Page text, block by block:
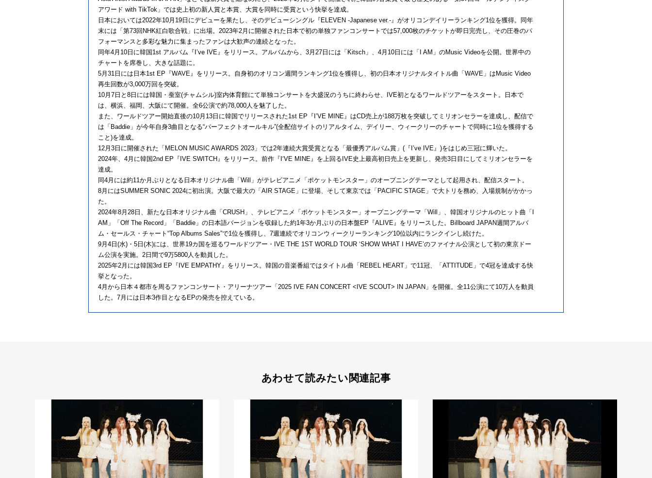
アワード with TikTok」では史上初の新人賞と本賞、大賞を同時に受賞という快挙を達成。
日本においては2022年10月19日にデビューを果たし、そのデビューシングル『ELEVEN -Japanese ver.-』がオリコンデイリーランキング1位を獲得。同年
末には「第73回NHK紅白歌合戦」に出場。2023年2月に開催された日本で初の単独ファンコンサートでは57,000枚のチケットが即日完売し、その圧巻のパ
フォーマンスと多彩な魅力に集まったファンは大歓声の連続となった。
同年4月10日に韓国1st アルバム『I’ve IVE』をリリース。アルバムから、3月27日には「Kitsch」、4月10日には「I AM」のMusic Videoを公開。世界中の
チャートを席巻し、大きな話題に。
5月31日には日本1st EP『WAVE』をリリース。自身初のオリコン週間ランキング1位を獲得し、初の日本オリジナルタイトル曲「WAVE」はMusic Video
再生回数が3,000万回を突破。
10月7日と8日には韓国・蚕室(チャムシル)室内体育館にて単独コンサートを大盛況のうちに終わらせ、IVE初となるワールドツアーをスタート。日本で
は、横浜、福岡、大阪にて開催。全6公演で約78,000人を魅了した。
また、ワールドツアー開始直後の10月13日に韓国でリリースされた1st EP『I’VE MINE』はCD売上が188万枚を突破してミリオンセラーを達成し、配信で
は「Baddie」が今年自身3曲目となる“パーフェクトオールキル”(全配信サイトのリアルタイム、デイリー、ウィークリーのチャートで同時に1位を獲得する
こと)を達成。
12月3日に開催された「MELON MUSIC AWARDS 2023」では2年連続大賞受賞となる「最優秀アルバム賞」(『I’ve IVE』)をはじめ三冠に輝いた。
2024年、4月に韓国2nd EP『IVE SWITCH』をリリース。前作『I‘VE MINE』を上回るIVE史上最高初日売上を更新し、発売3日目にしてミリオンセラーを
達成。
同4月には約11か月ぶりとなる日本オリジナル曲「Will」がテレビアニメ「ポケットモンスター」のオープニングテーマとして起用され、配信スタート。
8月にはSUMMER SONIC 2024に初出演。大阪で最大の「AIR STAGE」に登場、そして東京では「PACIFIC STAGE」で大トリを務め、入場規制がかかっ
た。
2024年8月28日、新たな日本オリジナル曲「CRUSH」、テレビアニメ「ポケットモンスター」オープニングテーマ「Will」、韓国オリジナルのヒット曲「I
AM」「Off The Record」「Baddie」の日本語バージョンを収録した約1年3か月ぶりの日本盤EP『ALIVE』をリリースした。Billboard JAPAN週間アルバ
ム・セールス・チャート“Top Albums Sales”で1位を獲得し、7週連続でオリコンウィークリーランキング10位以内にランクインし続けた。
9月4日(水)・5日(木)には、世界19カ国を巡るワールドツアー・IVE THE 1ST WORLD TOUR ‘SHOW WHAT I HAVE’のファイナル公演として初の東京ドー
ム公演を実施。2日間で9万5800人を動員した。
2025年2月には韓国3rd EP『IVE EMPATHY』をリリース。韓国の音楽番組ではタイトル曲「REBEL HEART」で11冠、「ATTITUDE」で4冠を達成する快
挙となった。
4月から日本４都市を周るファンコンサート・アリーナツアー「2025 IVE FAN CONCERT <IVE SCOUT> IN JAPAN」を開催。全11公演にて10万人を動員
した。7月には日本3作目となるEPの発売を控えている。
あわせて読みたい関連記事